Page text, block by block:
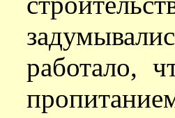
работало,